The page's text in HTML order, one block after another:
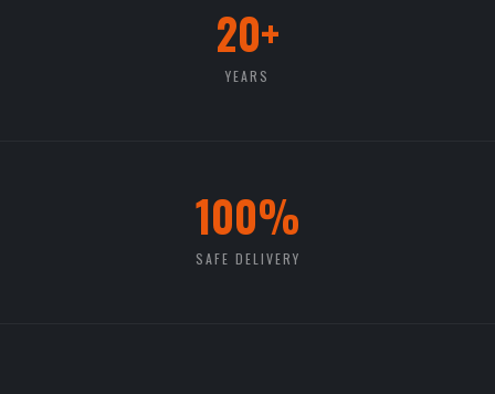
20+
YEARS
100%
SAFE DELIVERY